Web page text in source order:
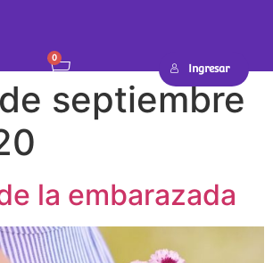
0
Ingresar
septiembre
la embarazada